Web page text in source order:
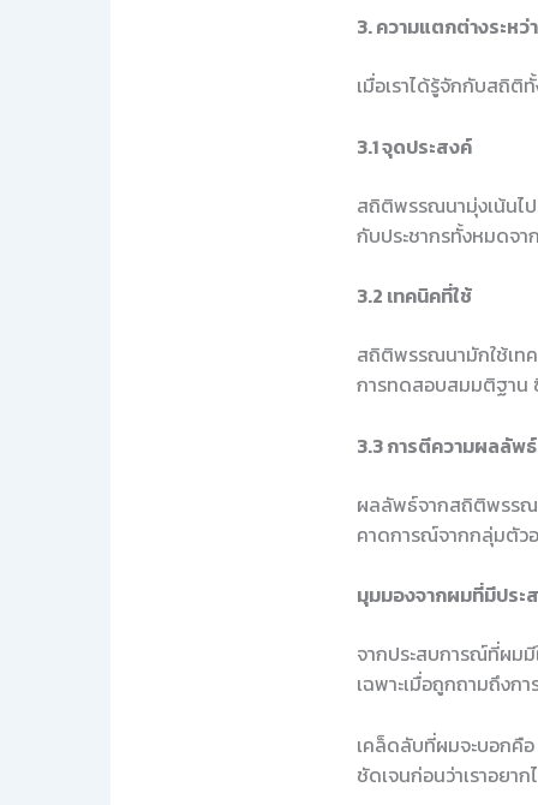
3. ความแตกต่างระห
เมื่อเราได้รู้จักกับสถิ
3.1 จุดประสงค์
สถิติพรรณนามุ่งเน้นไ
กับประชากรทั้งหมดจ
3.2 เทคนิคที่ใช้
สถิติพรรณนามักใช้เทค
การทดสอบสมมติฐาน
3.3 การตีความผลลัพธ์
ผลลัพธ์จากสถิติพรรณ
คาดการณ์จากกลุ่มตัว
มุมมองจากผมที่มีประ
จากประสบการณ์ที่ผม
เฉพาะเมื่อถูกถามถึงก
เคล็ดลับที่ผมจะบอกคือ
ชัดเจนก่อนว่าเราอยา